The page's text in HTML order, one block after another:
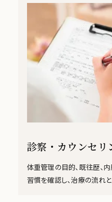
診察・カウンセリ
体重管理の目的、既往歴、
習慣を確認し、治療の流れ